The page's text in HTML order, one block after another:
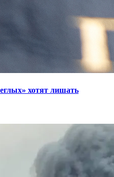
хотят лишать